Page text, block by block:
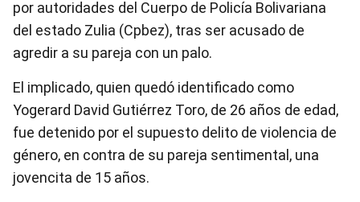
por autoridades del Cuerpo de Policía Bolivariana
del estado Zulia (Cpbez), tras ser acusado de
agredir a su pareja con un palo.
El implicado, quien quedó identificado como
Yogerard David Gutiérrez Toro, de 26 años de edad,
fue detenido por el supuesto delito de violencia de
género, en contra de su pareja sentimental, una
jovencita de 15 años.